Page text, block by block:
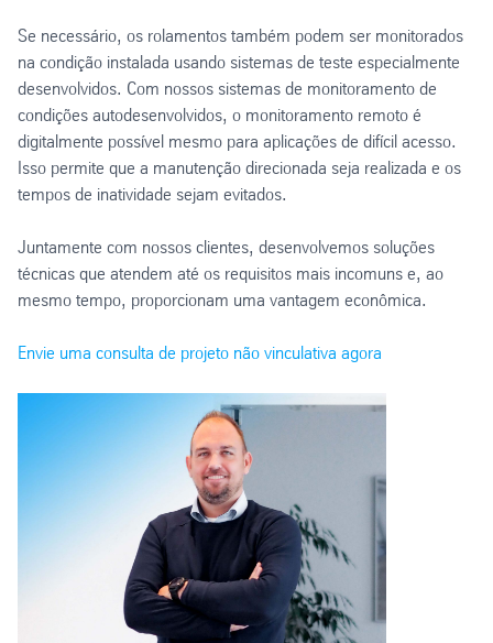
Se necessário, os rolamentos também podem ser monitorados
na condição instalada usando sistemas de teste especialmente
desenvolvidos. Com nossos sistemas de monitoramento de
condições autodesenvolvidos, o monitoramento remoto é
digitalmente possível mesmo para aplicações de difícil acesso.
Isso permite que a manutenção direcionada seja realizada e os
tempos de inatividade sejam evitados.
Juntamente com nossos clientes, desenvolvemos soluções
técnicas que atendem até os requisitos mais incomuns e, ao
mesmo tempo, proporcionam uma vantagem econômica.
Envie uma consulta de projeto não vinculativa agora